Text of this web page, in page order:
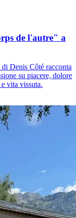
de l'autre" a
Denis Côté racconta
su piacere, dolore
vita vissuta.